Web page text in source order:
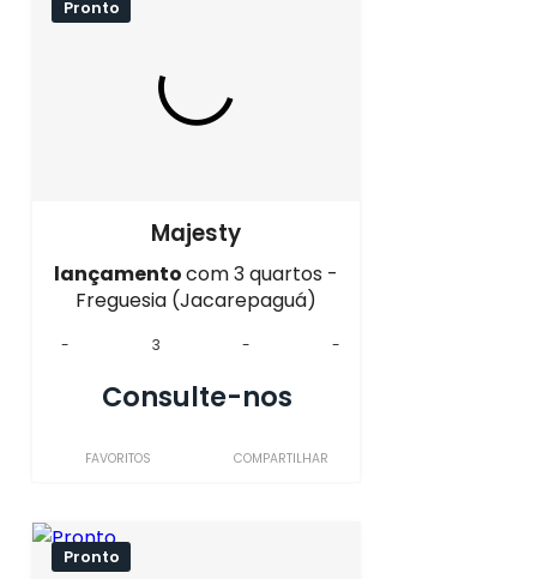
Pronto
Majesty
lançamentocom 3 quartos -
Freguesia (Jacarepaguá)
- 3 - -
Consulte-nos
FAVORITOS COMPARTILHAR
Pronto